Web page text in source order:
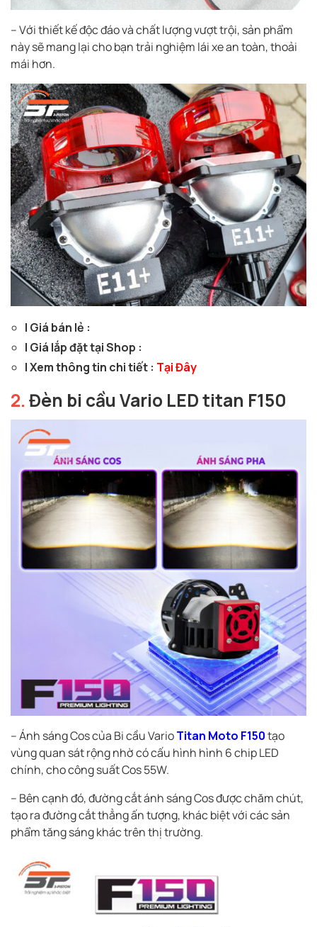
– Với thiết kế độc đáo và chất lượng vượt trội, sản phẩm
này sẽ mang lại cho bạn trải nghiệm lái xe an toàn, thoải
mái hơn.
| Giá bán lẻ :
| Giá lắp đặt tại Shop :
| Xem thông tin chi tiết : Tại Đây
2.Đèn bi cầu Vario LED titan F150
– Ánh sáng Cos của Bi cầu VarioTitan Moto F150tạo
vùng quan sát rộng nhờ có cấu hình hình 6 chip LED
chính, cho công suất Cos 55W.
– Bên cạnh đó, đường cắt ánh sáng Cos được chăm chút,
tạo ra đường cắt thẳng ấn tượng, khác biệt với các sản
phẩm tăng sáng khác trên thị trường.